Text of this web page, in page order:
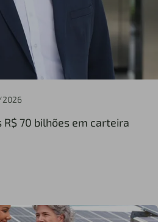
70 bilhões em carteira